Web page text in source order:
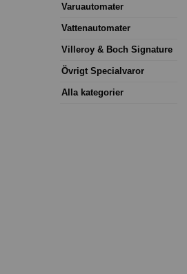
Varuautomater
Vattenautomater
Villeroy & Boch Signature
Övrigt Specialvaror
Alla kategorier